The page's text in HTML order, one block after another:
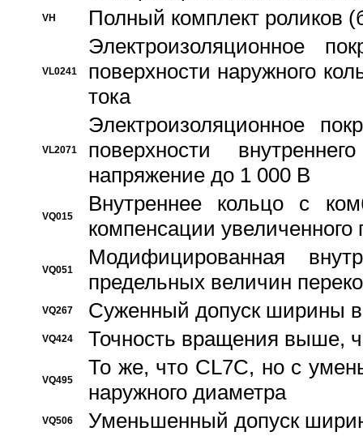
VH Полный комплект роликов
VL0241
Электроизоляционное
поверхности наружного
тока
VL2071
Электроизоляционное
поверхности
напряжение до 1 000 В
VQ015
Bнутреннее кольцо с
компенсации увеличенного
VQ051
Модифицированная
предельных величин
VQ267 Суженный допуск ширины
VQ424 Точность вращения выше,
VQ495
То же, что CL7C, но с
наружного диаметра
VQ506 Уменьшенный допуск